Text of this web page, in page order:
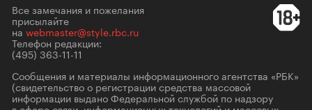
Все замечания и пожелания
присылайте
на webmaster@style.rbc.ru
Телефон редакции:
(495) 363-11-11
Сообщения и материалы информационного агентства «РБК»
(свидетельство о регистрации средства массовой
информации выдано Федеральной службой по надзору